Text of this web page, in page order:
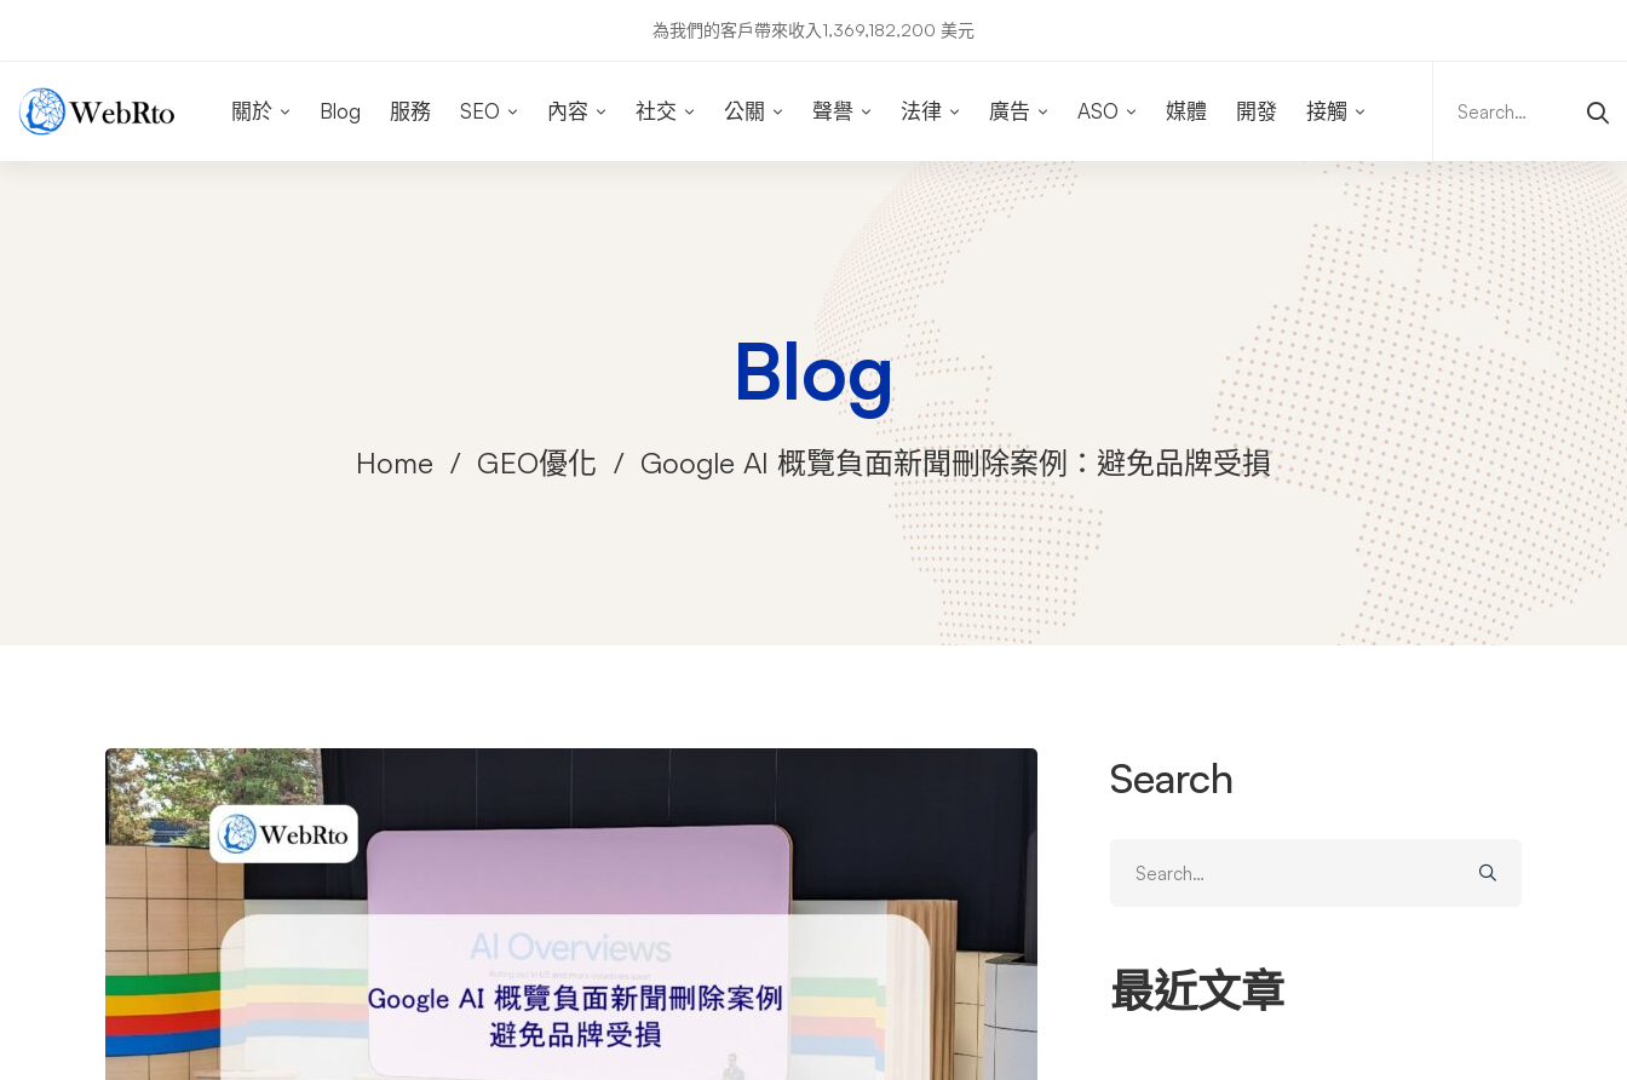
為我們的客戶帶來收入1,369,182,200 美元
關於 Blog 服務 SEO 內容 社交 公關 聲譽 法律 廣告 ASO 媒體 開發 接觸
for:
Blog
Home GEO優化 Google AI 概覽負面新聞刪除案例：避免品牌受損
Google
AI
概
覽
Search
for:
最近文章